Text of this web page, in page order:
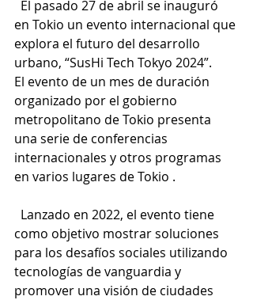
El pasado 27 de abril se inauguró
en Tokio un evento internacional que
explora el futuro del desarrollo
urbano, “SusHi Tech Tokyo 2024”.
El evento de un mes de duración
organizado por el gobierno
metropolitano de Tokio presenta
una serie de conferencias
internacionales y otros programas
en varios lugares de Tokio .
Lanzado en 2022, el evento tiene
como objetivo mostrar soluciones
para los desafíos sociales utilizando
tecnologías de vanguardia y
promover una visión de ciudades